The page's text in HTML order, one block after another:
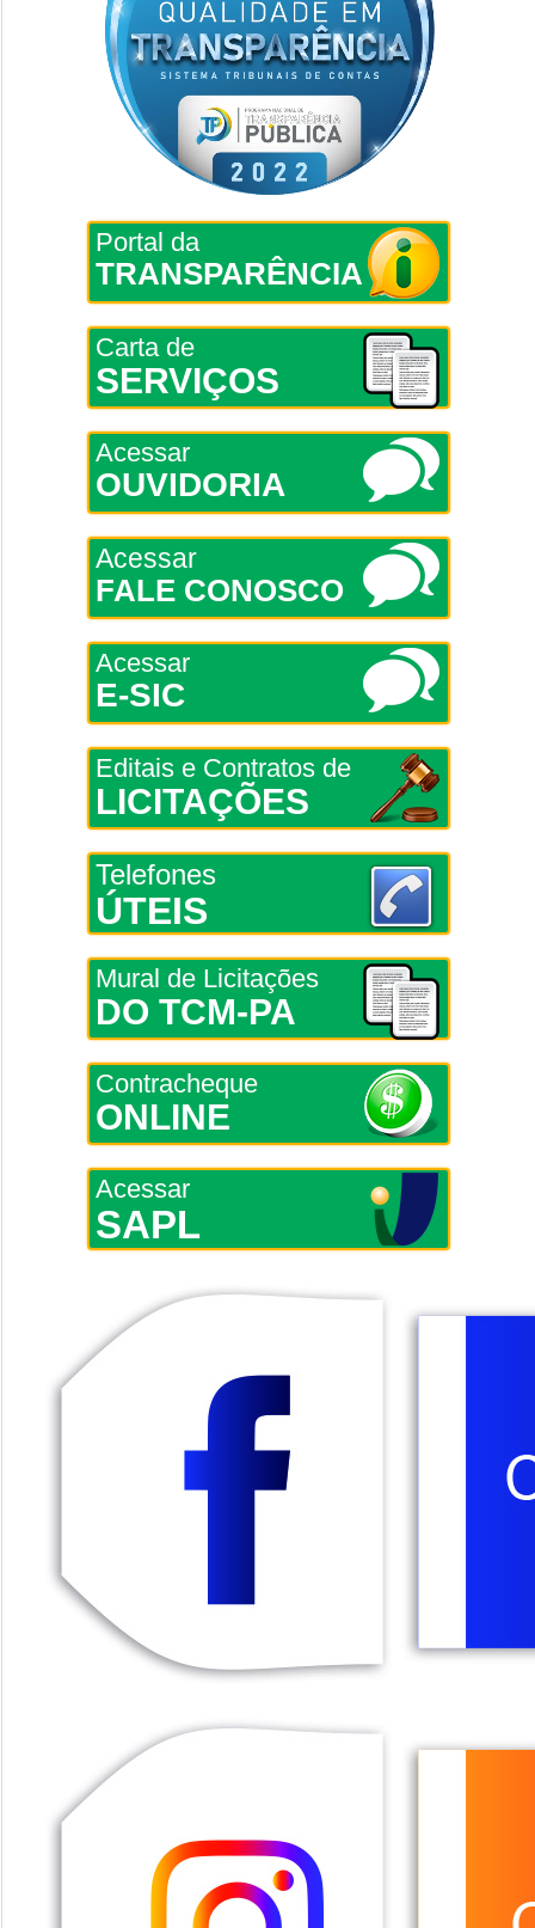
Portal da
TRANSPARÊNCIA
Carta de
SERVIÇOS
Acessar
OUVIDORIA
Acessar
FALE CONOSCO
Acessar
E-SIC
Editais e Contratos de
LICITAÇÕES
Telefones
ÚTEIS
Mural de Licitações
DO TCM-PA
Contracheque
ONLINE
Acessar
SAPL